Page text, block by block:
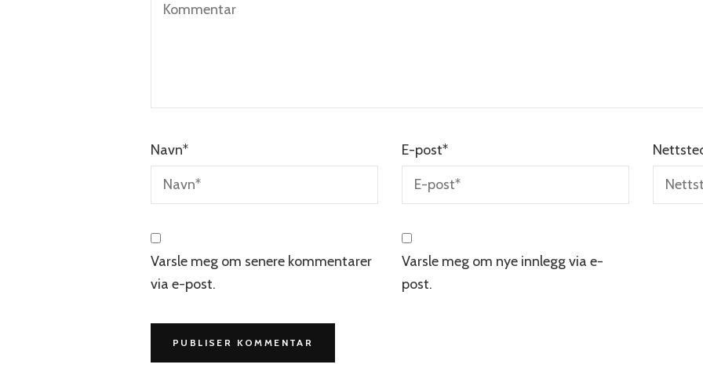
Navn* E-post*
Varsle meg om senere kommentarer
via e-post.
Varsle meg om nye innlegg via e-
post.